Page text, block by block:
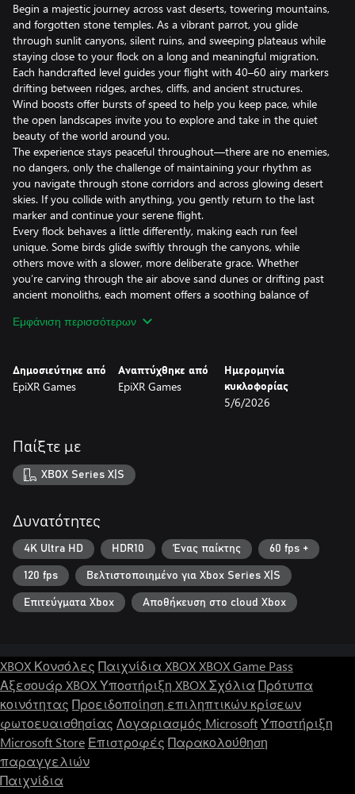
Begin a majestic journey across vast deserts, towering mountains,
and forgotten stone temples. As a vibrant parrot, you glide
through sunlit canyons, silent ruins, and sweeping plateaus while
staying close to your flock on a long and meaningful migration.
Each handcrafted level guides your flight with 40–60 airy markers
drifting between ridges, arches, cliffs, and ancient structures.
Wind boosts offer bursts of speed to help you keep pace, while
the open landscapes invite you to explore and take in the quiet
beauty of the world around you.
The experience stays peaceful throughout—there are no enemies,
no dangers, only the challenge of maintaining your rhythm as
you navigate through stone corridors and across glowing desert
skies. If you collide with anything, you gently return to the last
marker and continue your serene flight.
Every flock behaves a little differently, making each run feel
unique. Some birds glide swiftly through the canyons, while
others move with a slower, more deliberate grace. Whether
you’re carving through the air above sand dunes or drifting past
ancient monoliths, each moment offers a soothing balance of
Let the stone sing beneath your wings as you soar from
Εμφάνιση περισσότερων
Δημοσιεύτηκε από
EpiXR Games
Αναπτύχθηκε από
EpiXR Games
Ημερομηνία
κυκλοφορίας
5/6/2026
Παίξτε με
XBOX Series X|S
Δυνατότητες
4K Ultra HD HDR10 Ένας παίκτης 60 fps +
120 fps Βελτιστοποιημένο για Xbox Series X|S
Επιτεύγματα Xbox Αποθήκευση στο cloud Xbox
XBOX Κονσόλες Παιχνίδια XBOXXBOX Game Pass
Αξεσουάρ XBOXΥποστήριξη XBOXΣχόλια Πρότυπα
κοινότητας Προειδοποίηση επιληπτικών κρίσεων
φωτοευαισθησίας Λογαριασμός MicrosoftΥποστήριξη
Microsoft Store Επιστροφές Παρακολούθηση
παραγγελιών
Παιχνίδια